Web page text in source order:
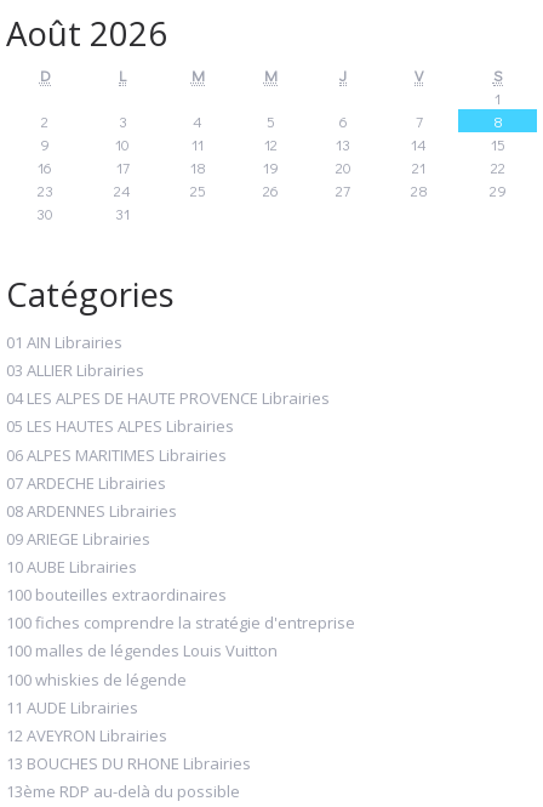
Août 2026
D L M M J V
S
1
2
3 4 5 6 7
8
9
10 11 12 13 14
15
16
17 18 19 20 21
22
23
24 25 26 27 28
29
30
31
Catégories
01 AIN Librairies
03 ALLIER Librairies
04 LES ALPES DE HAUTE PROVENCE Librairies
05 LES HAUTES ALPES Librairies
06 ALPES MARITIMES Librairies
07 ARDECHE Librairies
08 ARDENNES Librairies
09 ARIEGE Librairies
10 AUBE Librairies
100 bouteilles extraordinaires
100 fiches comprendre la stratégie d'entreprise
100 malles de légendes Louis Vuitton
100 whiskies de légende
11 AUDE Librairies
12 AVEYRON Librairies
13 BOUCHES DU RHONE Librairies
13ème RDP au-delà du possible